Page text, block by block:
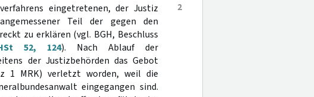
2
eingetretenen, der Justiz
Teil der gegen den
zu erklären (vgl. BGH, Beschluss
52, 124). Nach Ablauf der
der Justizbehörden das Gebot
1 MRK) verletzt worden, weil die
eingegangen sind.